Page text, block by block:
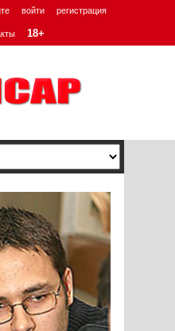
войти регистрация
18+